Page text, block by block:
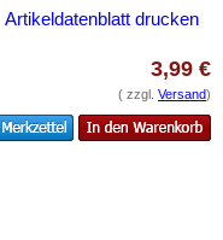
Artikeldatenblatt drucken
3,99 €
( zzgl. Versand)